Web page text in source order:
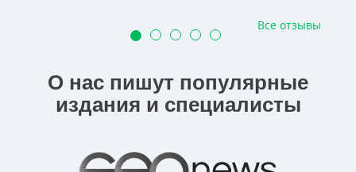
Все отзывы
О нас пишут популярные
издания и специалисты